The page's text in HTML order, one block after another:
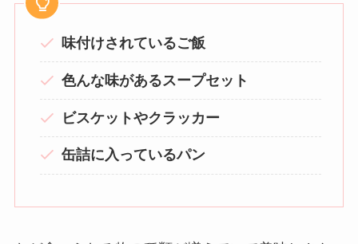
味付けされているご飯
色んな味があるスープセット
ビスケットやクラッカー
缶詰に入っているパン